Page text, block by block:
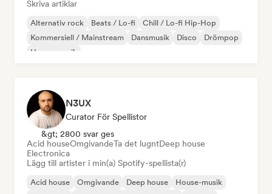
Skriva artiklar
Alternativ rock Beats / Lo-fi
Chill / Lo-fi Hip-Hop
Kommersiell / Mainstream
Dansmusik Disco
Drömpop
House-musik
N3UX
Curator För Spellistor
&gt; 2800 svar ges
Acid houseOmgivandeTa det lugntDeep house
Electronica
Lägg till artister i min(a) Spotify-spellista(r)
Acid house Omgivande Deep house
House-musik